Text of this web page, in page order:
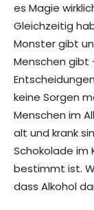
es Magie
Gleichzeitig
Monster gibt
Menschen gibt
keine Sorgen
Menschen im
alt und krank
Schokolade im
bestimmt ist.
dass Alkohol